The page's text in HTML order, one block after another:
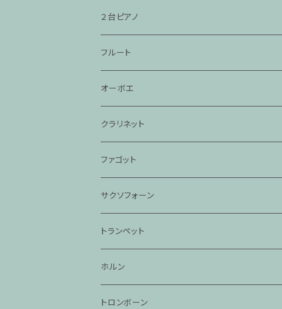
２台ピアノ
フルート
オーボエ
クラリネット
ファゴット
サクソフォーン
トランペット
ホルン
トロンボーン